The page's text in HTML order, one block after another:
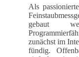
Als
gebaut
zunächst im
fündig.